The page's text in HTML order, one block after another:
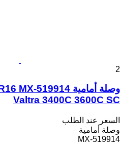
2
Valtra 3400C 3600C SC
السعر عند الطلب
وصلة أمامية
MX-519914